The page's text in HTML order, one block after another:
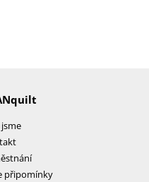
připomínky